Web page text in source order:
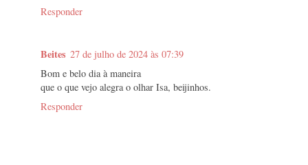
Responder
Beites 27 de julho de 2024 às 07:39
Bom e belo dia à maneira
que o que vejo alegra o olhar Isa, beijinhos.
Responder